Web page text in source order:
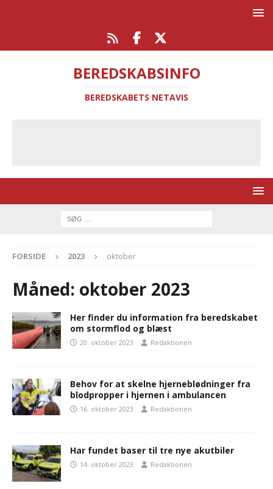
BEREDSKABSINFO
BEREDSKABETS NETAVIS
FORSIDE 2023 oktober
Måned: oktober 2023
Her finder du information fra beredskabet
om stormflod og blæst
20. oktober 2023 Redaktionen
Behov for at skelne hjerneblødninger fra
blodpropper i hjernen i ambulancen
16. oktober 2023 Redaktionen
Har fundet baser til tre nye akutbiler
14. oktober 2023 Redaktionen